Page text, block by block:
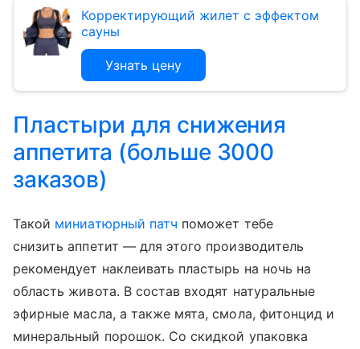
Корректирующий жилет с эффектом
сауны
Узнать цену
Пластыри для снижения
аппетита (больше 3000
заказов)
Такой миниатюрный патч поможет тебе
снизить аппетит — для этого производитель
рекомендует наклеивать пластырь на ночь на
область живота. В состав входят натуральные
эфирные масла, а также мята, смола, фитонцид и
минеральный порошок. Со скидкой упаковка